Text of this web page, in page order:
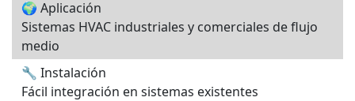
🌍 Aplicación
Sistemas HVAC industriales y comerciales de flujo
medio
🔧 Instalación
Fácil integración en sistemas existentes